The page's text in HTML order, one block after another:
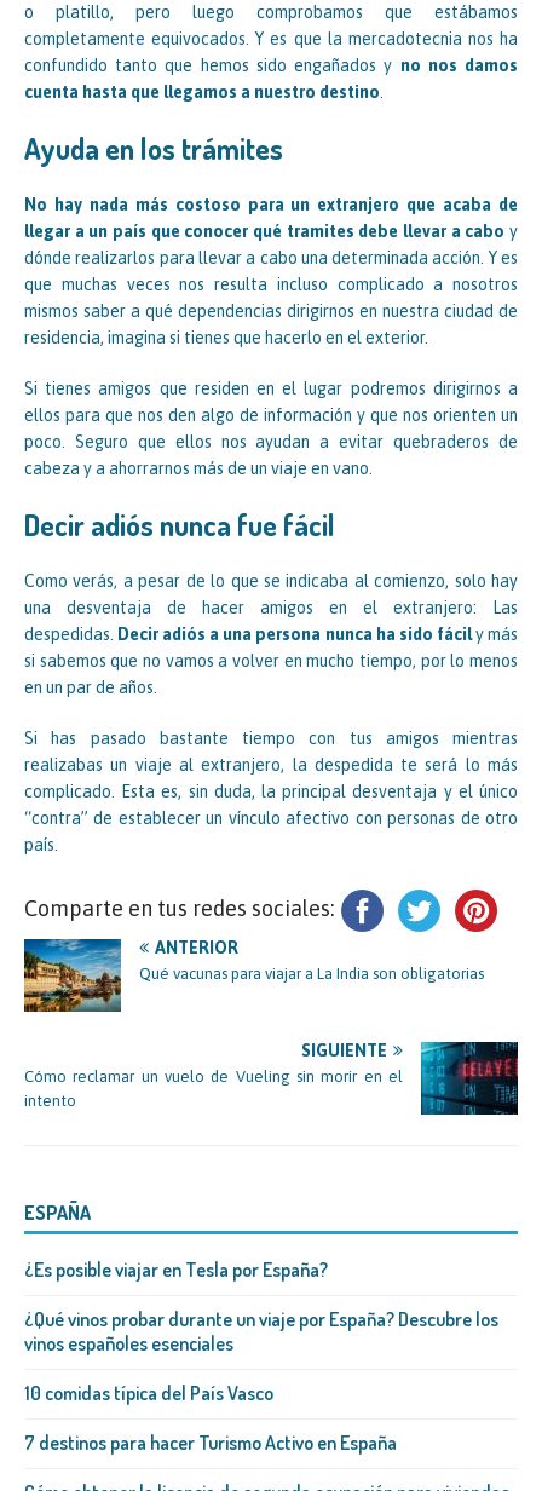
o platillo, pero luego comprobamos que estábamos
completamente equivocados. Y es que la mercadotecnia nos ha
confundido tanto que hemos sido engañados y no nos damos
cuenta hasta que llegamos a nuestro destino
Ayuda en los trámites
No hay nada más costoso para un extranjero que acaba de
llegar a un país que conocer qué tramites debe llevar a cabo y
dónde realizarlos para llevar a cabo una determinada acción. Y es
que muchas veces nos resulta incluso complicado a nosotros
mismos saber a qué dependencias dirigirnos en nuestra ciudad de
residencia, imagina si tienes que hacerlo en el exterior.
Si tienes amigos que residen en el lugar podremos dirigirnos a
ellos para que nos den algo de información y que nos orienten un
poco. Seguro que ellos nos ayudan a evitar quebraderos de
cabeza y a ahorrarnos más de un viaje en vano.
Decir adiós nunca fue fácil
Como verás, a pesar de lo que se indicaba al comienzo, solo hay
una desventaja de hacer amigos en el extranjero: Las
despedidas.
Decir adiós a una persona nunca ha sido fácily más
si sabemos que no vamos a volver en mucho tiempo, por lo menos
en un par de años.
Si has pasado bastante tiempo con tus amigos mientras
realizabas un viaje al extranjero, la despedida te será lo más
complicado. Esta es, sin duda, la principal desventaja y el único
“contra” de establecer un vínculo afectivo con personas de otro
país.
Comparte en tus redes sociales:
ANTERIOR
Qué vacunas para viajar a La India son obligatorias
SIGUIENTE
Cómo reclamar un vuelo de Vueling sin morir en el
intento
ESPAÑA
¿Es posible viajar en Tesla por España?
¿Qué vinos probar durante un viaje por España? Descubre los
vinos españoles esenciales
10 comidas típica del País Vasco
7 destinos para hacer Turismo Activo en España